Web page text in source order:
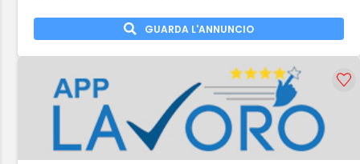
GUARDA L'ANNUNCIO